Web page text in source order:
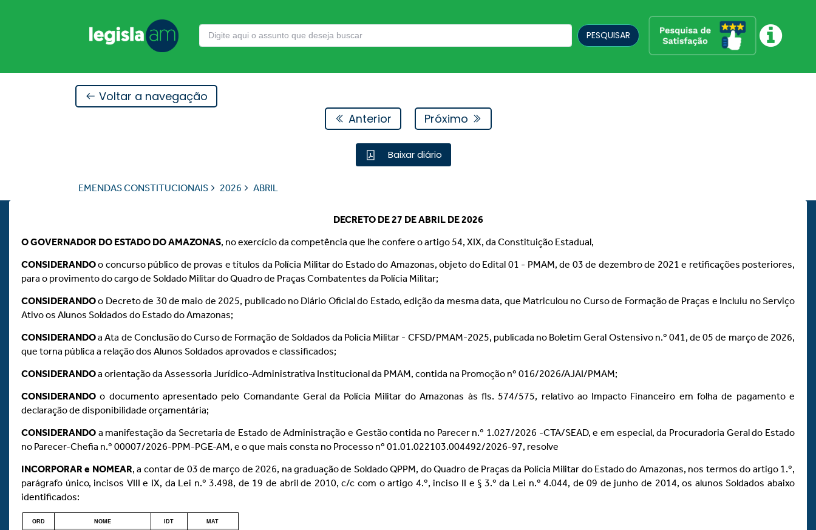
PESQUISAR
Voltar a navegação
Anterior
Próximo
Baixar diário
EMENDAS CONSTITUCIONAIS 2026 ABRIL
DECRETO DE27 DEABRIL DE2026
O GOVERNADOR DO ESTADO DO AMAZONAS, no exercício da competência que lhe confere o artigo 54, XIX, da Constituição Estadual,
CONSIDERANDOo concurso público de provas e títulos da Polícia Militar do Estado do Amazonas, objeto do Edital 01 - PMAM, de 03 de dezembro de 2021 e retificações posteriores,
para o provimento do cargo de Soldado Militar do Quadro de Praças Combatentes da Polícia Militar;
CONSIDERANDOo Decreto de 30 de maio de 2025, publicado no Diário Oficial do Estado, edição da mesma data, que Matriculou no Curso de Formação de Praças e Incluiu no Serviço
Ativo os Alunos Soldados do Estado do Amazonas;
CONSIDERANDOa Ata de Conclusão do Curso de Formação de Soldados da Polícia Militar - CFSD/PMAM-2025, publicada no Boletim Geral Ostensivo n.º 041, de 05 de março de 2026,
que torna pública a relação dos Alunos Soldados aprovados e classificados;
CONSIDERANDOa orientação da Assessoria Jurídico-Administrativa Institucional da PMAM, contida na Promoção nº 016/2026/AJAI/PMAM;
CONSIDERANDO o documento apresentado pelo Comandante Geral da Polícia Militar do Amazonas às fls. 574/575, relativo ao Impacto Financeiro em folha de pagamento e
declaração de disponibilidade orçamentária;
CONSIDERANDO a manifestação da Secretaria de Estado de Administração e Gestão contida no Parecer n.º 1.027/2026 -CTA/SEAD, e em especial, da Procuradoria Geral do Estado
no Parecer-Chefia n.º 00007/2026-PPM-PGE-AM, e o que mais consta no Processo nº 01.01.022103.004492/2026-97, resolve
INCORPORAR e NOMEAR, a contar de 03 de março de 2026, na graduação de Soldado QPPM, do Quadro de Praças da Polícia Militar do Estado do Amazonas, nos termos do artigo 1.º,
parágrafo único, incisos VIII e IX, da Lei n.º 3.498, de 19 de abril de 2010, c/c com o artigo 4.º, inciso II e § 3.º da Lei n.º 4.044, de 09 de junho de 2014, os alunos Soldados abaixo
identificados:
ORD NOME IDT MAT